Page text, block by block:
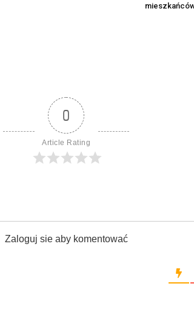
0
Article Rating
Zaloguj sie aby komentować